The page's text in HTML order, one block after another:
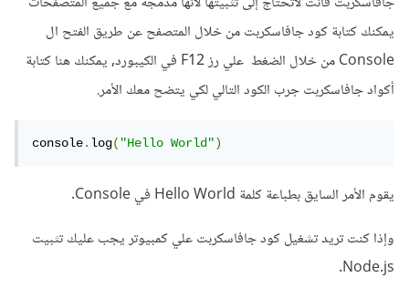
يمكنك كتابة كود جافاسكربت من خلال المتصفح عن طريق الفتح ال
Console من خلال الضغط علي رز F12 في الكيبورد, يمكنك هنا كتابة
أكواد جافاسكربت جرب الكود التالي لكي يتضح معك الأمر.
console.log("Hello World")
يقوم الأمر السايق بطباعة كلمة Hello World في Console.
وإذا كنت تريد تشغيل كود جافاسكربت علي كمبيوتر يجب عليك تثبيت
Node.js.